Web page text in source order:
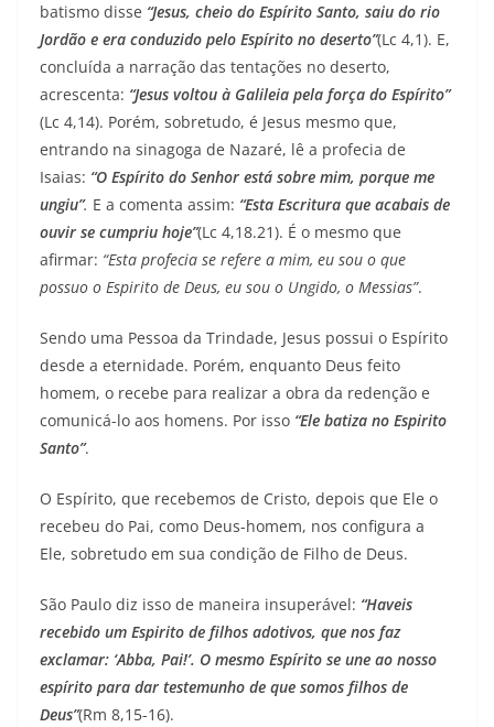
batismo disse “Jesus, cheio do Espírito Santo, saiu do rio
Jordão e era conduzido pelo Espírito no deserto”(Lc 4,1). E,
concluída a narração das tentações no deserto,
acrescenta: “Jesus voltou à Galileia pela força do Espírito”
(Lc 4,14). Porém, sobretudo, é Jesus mesmo que,
entrando na sinagoga de Nazaré, lê a profecia de
Isaias: “O Espírito do Senhor está sobre mim, porque me
ungiu”. E a comenta assim: “Esta Escritura que acabais de
ouvir se cumpriu hoje”(Lc 4,18.21). É o mesmo que
afirmar: “Esta profecia se refere a mim, eu sou o que
possuo o Espirito de Deus, eu sou o Ungido, o Messias”.
Sendo uma Pessoa da Trindade, Jesus possui o Espírito
desde a eternidade. Porém, enquanto Deus feito
homem, o recebe para realizar a obra da redenção e
comunicá-lo aos homens. Por isso “Ele batiza no Espirito
Santo”.
O Espírito, que recebemos de Cristo, depois que Ele o
recebeu do Pai, como Deus-homem, nos configura a
Ele, sobretudo em sua condição de Filho de Deus.
São Paulo diz isso de maneira insuperável: “Haveis
recebido um Espirito de filhos adotivos, que nos faz
exclamar: ‘Abba, Pai!’. O mesmo Espírito se une ao nosso
espírito para dar testemunho de que somos filhos de
Deus”(Rm 8,15-16).